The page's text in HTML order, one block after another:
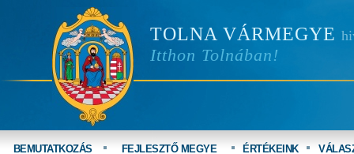
TOLNA VÁRMEGYE
Itthon Tolnában!
BEMUTATKOZÁS FEJLESZTŐ MEGYE ÉRTÉKEINK